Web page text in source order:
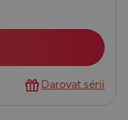
Darovat sérii